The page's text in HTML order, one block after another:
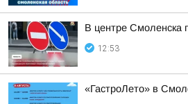
В центре Смоленска
12:53
«ГастроЛето» в